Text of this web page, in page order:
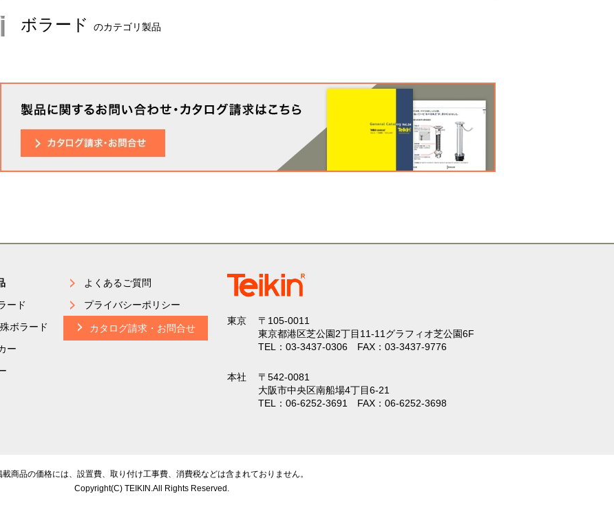
ボラード のカテゴリ製品
ード
ボラード
ー
よくあるご質問
プライバシーポリシー
カタログ請求・お問合せ
東京
〒105-0011
東京都港区芝公園2丁目11-11 グラフィオ芝公園6F
TEL：03-3437-0306 FAX：03-3437-9776
本社
〒542-0081
大阪市中央区南船場4丁目6-21
TEL：06-6252-3691 FAX：06-6252-3698
載商品の価格には、設置費、取り付け工事費、 消費税などは含まれておりません。
Copyright(C) TEIKIN.All Rights Reserved.